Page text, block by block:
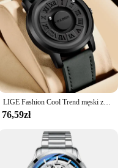
LIGE Fashion Cool Trend męski zegarek FOXBOX marka kreatywne przewijane koraliki zegarki kwarcowe dla mężczyzn siła magnetyczna wodoodporny zegar
76,59zł